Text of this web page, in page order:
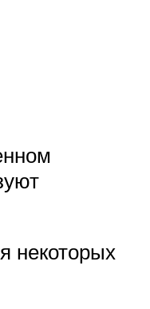
некоторых